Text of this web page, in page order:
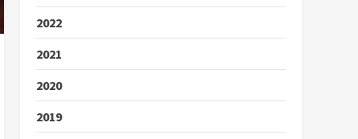
2022
2021
2020
2019